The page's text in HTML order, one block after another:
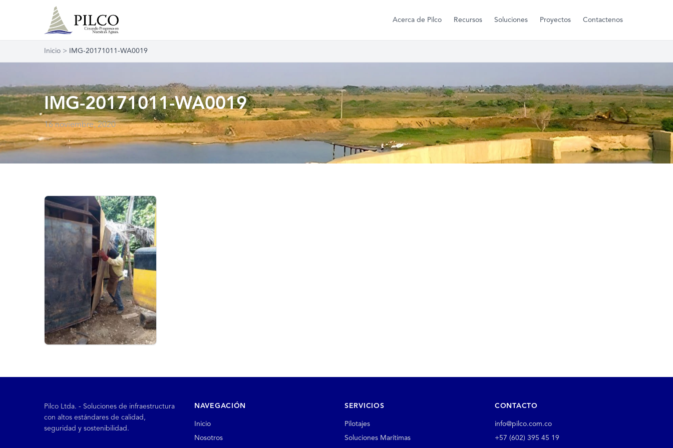
Acerca de Pilco Recursos Soluciones Proyectos Contactenos
Inicio > IMG-20171011-WA0019
IMG-20171011-WA0019
16 noviembre, 2020
Pilco Ltda. - Soluciones de infraestructura
con altos estándares de calidad,
seguridad y sostenibilidad.
NAVEGACIÓN
Inicio
Nosotros
SERVICIOS
Pilotajes
Soluciones Marítimas
CONTACTO
info@pilco.com.co
+57 (602) 395 45 19